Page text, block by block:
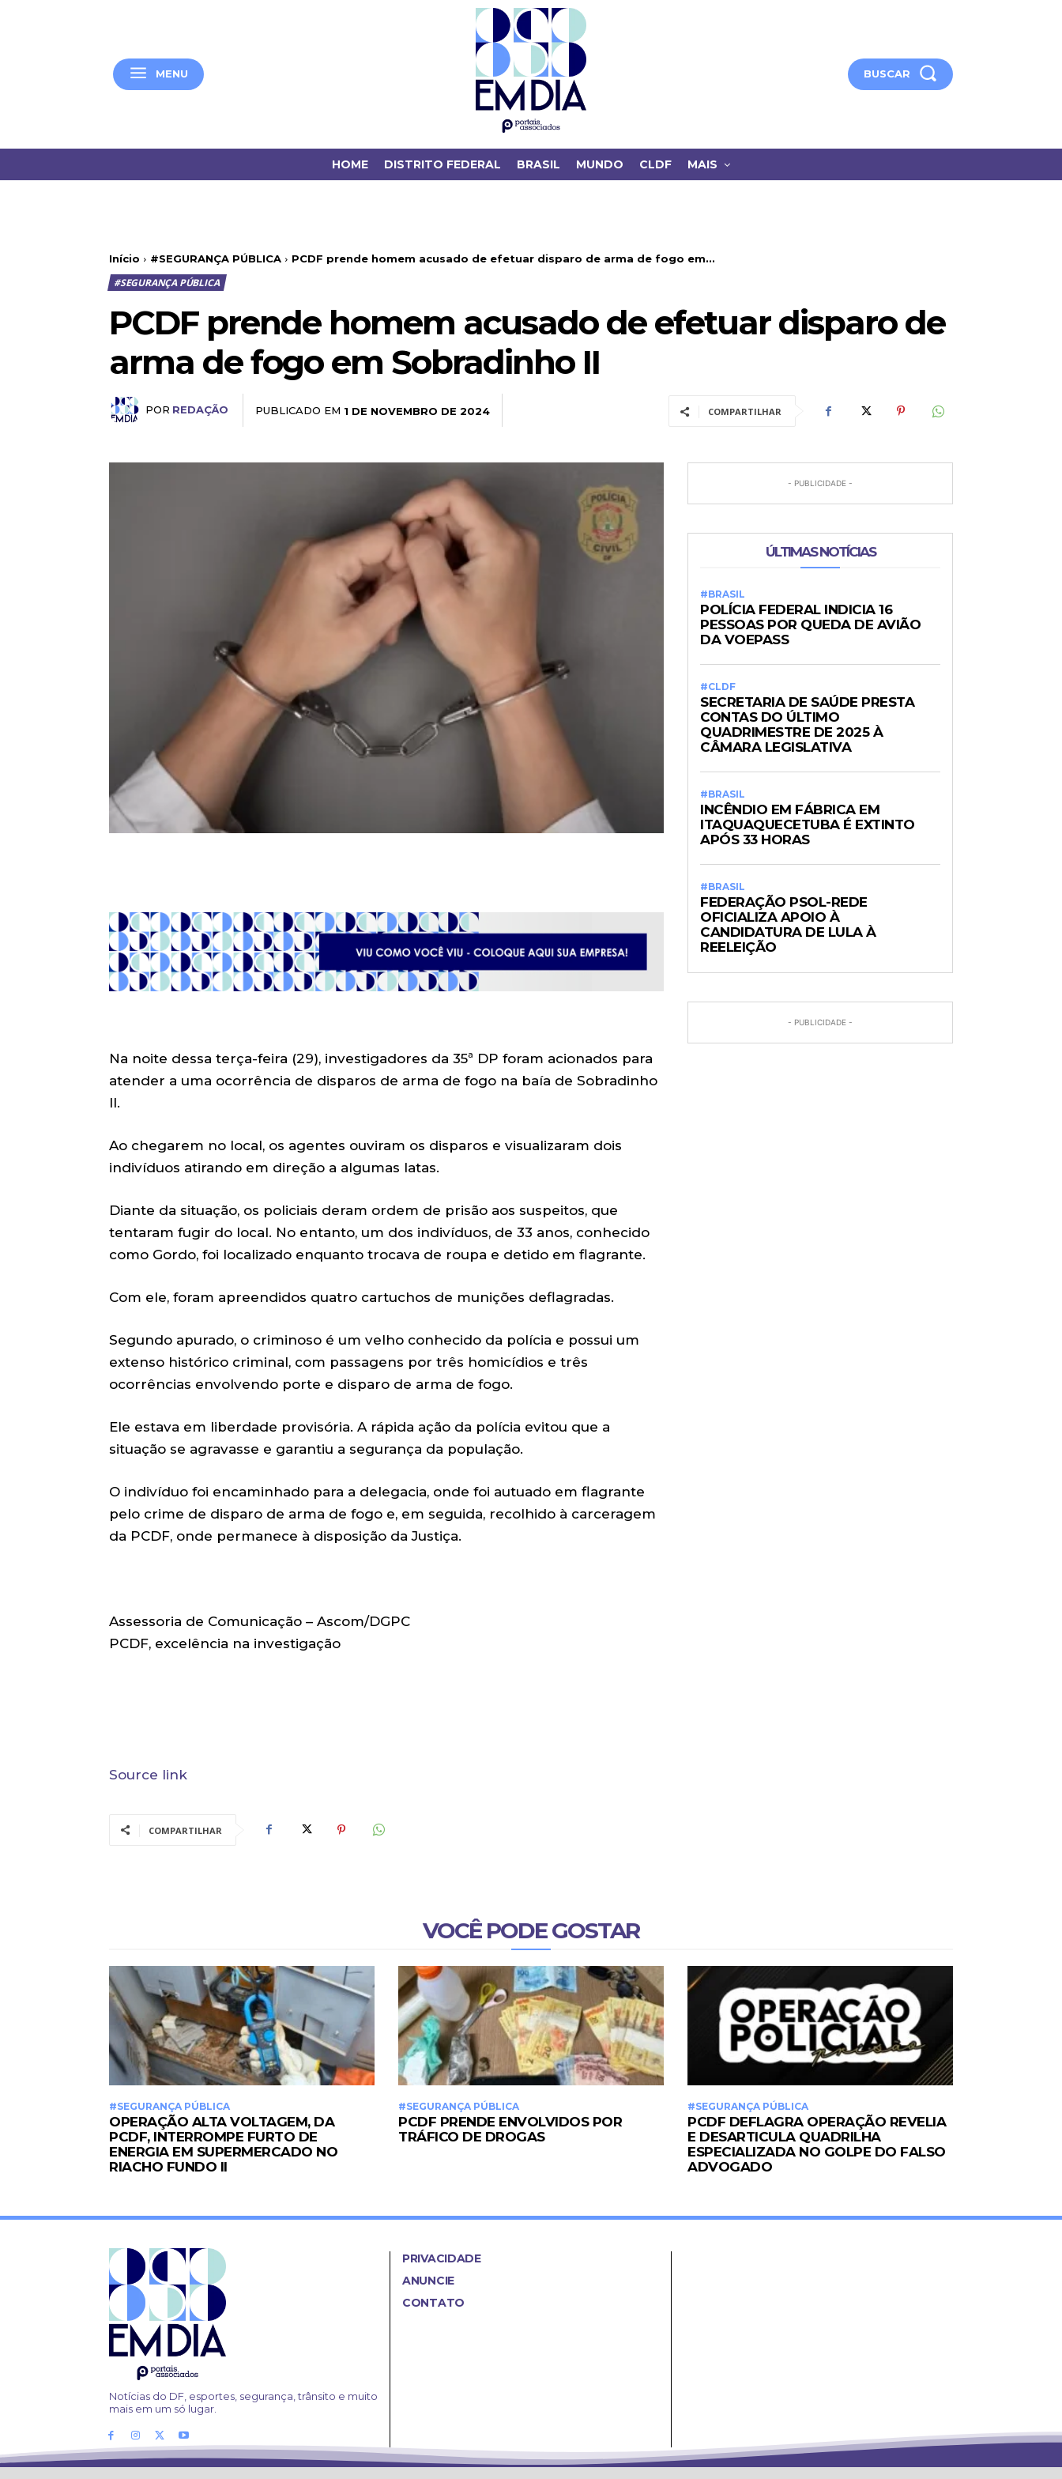
MENU BUSCAR
HOME DISTRITO FEDERAL BRASIL MUNDO CLDF MAIS
Início #SEGURANÇA PÚBLICA PCDF prende homem acusado de efetuar disparo de arma de fogo em...
#SEGURANÇA PÚBLICA
PCDF prende homem acusado de efetuar disparo de
arma de fogo em Sobradinho II
POR REDAÇÃO PUBLICADO EM 1 DE NOVEMBRO DE 2024 COMPARTILHAR
Na noite dessa terça-feira (29), investigadores da 35ª DP foram acionados para
atender a uma ocorrência de disparos de arma de fogo na baía de Sobradinho
II.
Ao chegarem no local, os agentes ouviram os disparos e visualizaram dois
indivíduos atirando em direção a algumas latas.
Diante da situação, os policiais deram ordem de prisão aos suspeitos, que
tentaram fugir do local. No entanto, um dos indivíduos, de 33 anos, conhecido
como Gordo, foi localizado enquanto trocava de roupa e detido em flagrante.
Com ele, foram apreendidos quatro cartuchos de munições deflagradas.
Segundo apurado, o criminoso é um velho conhecido da polícia e possui um
extenso histórico criminal, com passagens por três homicídios e três
ocorrências envolvendo porte e disparo de arma de fogo.
Ele estava em liberdade provisória. A rápida ação da polícia evitou que a
situação se agravasse e garantiu a segurança da população.
O indivíduo foi encaminhado para a delegacia, onde foi autuado em flagrante
pelo crime de disparo de arma de fogo e, em seguida, recolhido à carceragem
da PCDF, onde permanece à disposição da Justiça.
Assessoria de Comunicação – Ascom/DGPC
PCDF, excelência na investigação
Source link
COMPARTILHAR
- PUBLICIDADE -
ÚLTIMAS NOTÍCIAS
#BRASIL
POLÍCIA FEDERAL INDICIA 16
PESSOAS POR QUEDA DE AVIÃO
DA VOEPASS
#CLDF
SECRETARIA DE SAÚDE PRESTA
CONTAS DO ÚLTIMO
QUADRIMESTRE DE 2025 À
CÂMARA LEGISLATIVA
#BRASIL
INCÊNDIO EM FÁBRICA EM
ITAQUAQUECETUBA É EXTINTO
APÓS 33 HORAS
#BRASIL
FEDERAÇÃO PSOL-REDE
OFICIALIZA APOIO À
CANDIDATURA DE LULA À
REELEIÇÃO
- PUBLICIDADE -
VOCÊ PODE GOSTAR
#SEGURANÇA PÚBLICA
OPERAÇÃO ALTA VOLTAGEM, DA
PCDF, INTERROMPE FURTO DE
ENERGIA EM SUPERMERCADO NO
RIACHO FUNDO II
#SEGURANÇA PÚBLICA
PCDF PRENDE ENVOLVIDOS POR
TRÁFICO DE DROGAS
#SEGURANÇA PÚBLICA
PCDF DEFLAGRA OPERAÇÃO REVELIA
E DESARTICULA QUADRILHA
ESPECIALIZADA NO GOLPE DO FALSO
ADVOGADO
Notícias do DF, esportes, segurança, trânsito e muito
mais em um só lugar.
PRIVACIDADE
ANUNCIE
CONTATO